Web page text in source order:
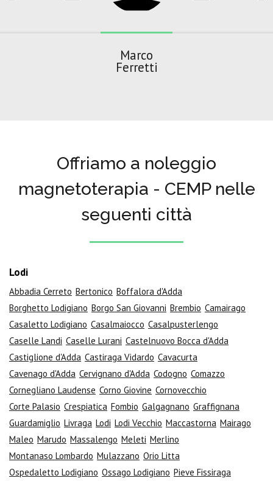
Marco
Ferretti
Offriamo a noleggio
magnetoterapia - CEMP nelle
seguenti città
Lodi
Abbadia Cerreto Bertonico Boffalora d'Adda
Borghetto Lodigiano Borgo San Giovanni Brembio Camairago
Casaletto Lodigiano Casalmaiocco Casalpusterlengo
Caselle Landi Caselle Lurani Castelnuovo Bocca d'Adda
Castiglione d'Adda Castiraga Vidardo Cavacurta
Cavenago d'Adda Cervignano d'Adda Codogno Comazzo
Cornegliano Laudense Corno Giovine Cornovecchio
Corte Palasio Crespiatica Fombio Galgagnano Graffignana
Guardamiglio Livraga Lodi Lodi Vecchio Maccastorna Mairago
Maleo Marudo Massalengo Meleti Merlino
Montanaso Lombardo Mulazzano Orio Litta
Ospedaletto Lodigiano Ossago Lodigiano Pieve Fissiraga